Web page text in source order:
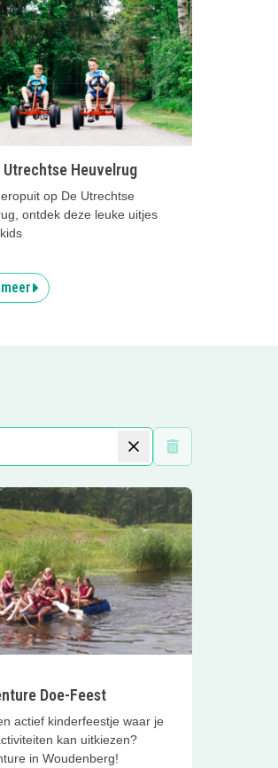
Heuvelrug
op De Utrechtse
ontdek deze leuke uitjes
Wis filters
Doe-Feest
actief kinderfeestje waar je
kan uitkiezen?
in Woudenberg!
MadVenture Doe-Feest